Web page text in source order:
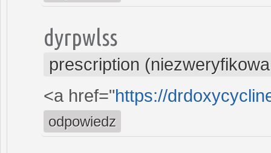
dyrpwlss
prescription
<a href="https://
odpowiedz